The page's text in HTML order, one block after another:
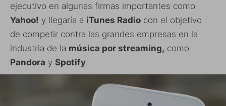
ejecutivo en algunas firmas importantes como
Yahoo! y llegaría a iTunes Radio con el objetivo
de competir contra las grandes empresas en la
industria de la música por streaming, como
Pandora y Spotify.